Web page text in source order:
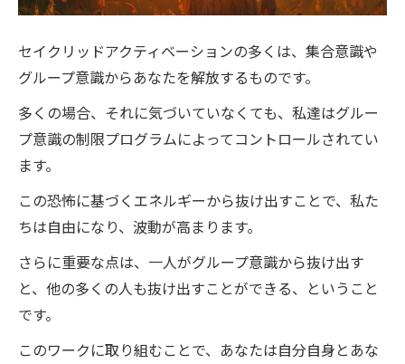
セイクリッドアクティベーションの多くは、集合意識や
グループ意識からあなたを解放するものです。
多くの場合、それに気づいていなくても、私達はグルー
プ意識の制限プログラムによってコントロールされてい
ます。
この恐怖に基づくエネルギーから抜け出すことで、私た
ちは自由になり、波動が高まります。
さらに重要な点は、一人がグループ意識から抜け出す
と、他の多くの人も抜け出すことができる、ということ
です。
このワークに取り組むことで、あなたは自分自身とあな